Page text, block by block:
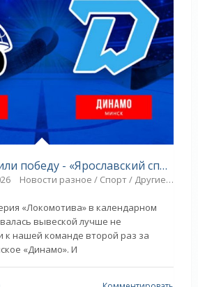
Вынянчили победу - «Ярославский спорт»
Новости разное / Спорт / Другие виды спорта / Плавание / Видео новости / Игровые виды спорта / ТЕННИС / Коньки / ГОЛЬФ
«Локомотива» в календарном
вывеской лучше не
к нашей команде второй раз за
«Динамо». И